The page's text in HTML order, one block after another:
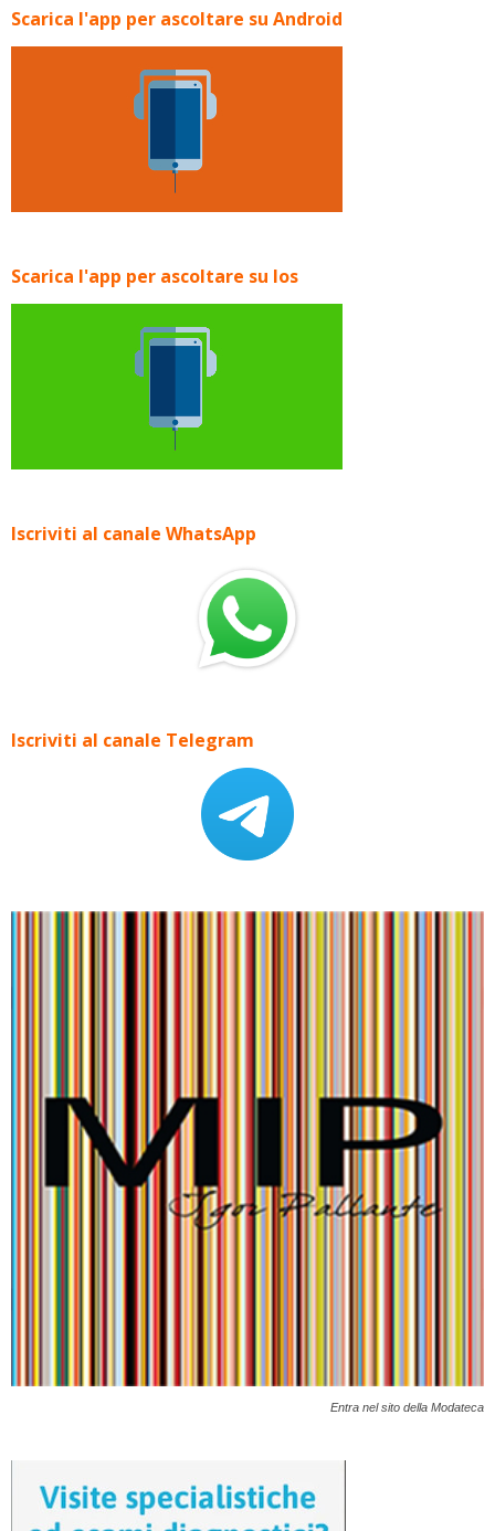
Scarica l'app per ascoltare su Android
Scarica l'app per ascoltare su Ios
Iscriviti al canale WhatsApp
Iscriviti al canale Telegram
Entra nel sito della Modateca